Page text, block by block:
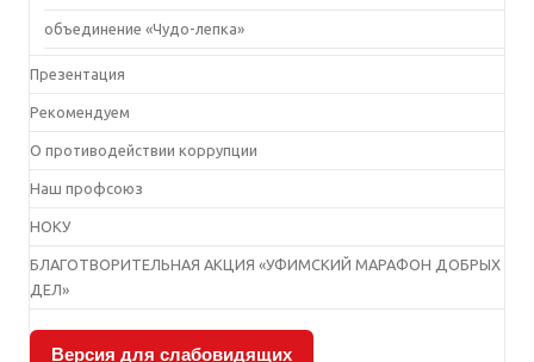
объединение «Чудо-лепка»
Презентация
Рекомендуем
О противодействии коррупции
Наш профсоюз
НОКУ
БЛАГОТВОРИТЕЛЬНАЯ АКЦИЯ «УФИМСКИЙ МАРАФОН ДОБРЫХ
ДЕЛ»
Версия для слабовидящих